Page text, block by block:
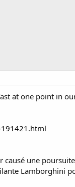
at one point in
une
Lamborghini